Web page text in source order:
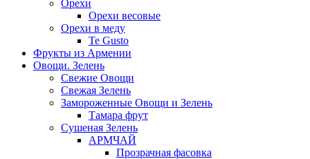
Орехи
Орехи весовые
Орехи в меду
Te Gusto
Фрукты из Армении
Овощи. Зелень
Свежие Овощи
Свежая Зелень
Замороженные Овощи и Зелень
Тамара фрут
Сушеная Зелень
АРМЧАЙ
Прозрачная фасовка